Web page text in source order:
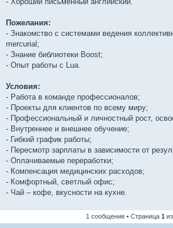
Пожелания:
- Знакомство с системами ведения
mercurial;
- Знание библиотеки Boost;
- Опыт работы с Lua.
Условия:
- Работа в команде профессионалов;
- Проекты для клиентов по всему миру;
- Профессиональный и личностный рост,
- Внутреннее и внешнее обучение;
- Гибкий график работы;
- Пересмотр зарплаты в зависимости от
- Оплачиваемые переработки;
- Компенсация медицинских расходов;
- Комфортный, светлый офис;
- Чай – кофе, вкусности на кухне.
1 сообщение • Страница 1из